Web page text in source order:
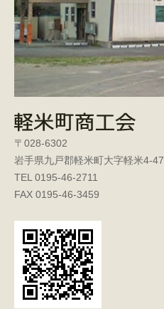
〒028-6302
岩手県九戸郡軽米町大字軽米4-47
TEL 0195-46-2711
FAX 0195-46-3459